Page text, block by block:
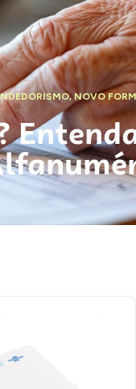
,NOVO